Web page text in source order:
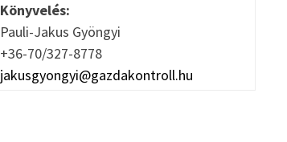
Könyvelés:
Pauli-Jakus Gyöngyi
+36-70/327-8778
jakusgyongyi@gazdakontroll.hu